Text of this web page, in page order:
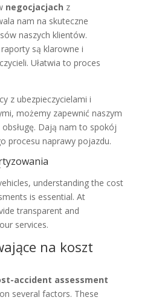
negocjacjach z
nam na skuteczne
naszych klientów.
są klarowne i
Ułatwia to proces
z ubezpieczycielami i
możemy zapewnić naszym
Dają nam to spokój
procesu naprawy pojazdu.
understanding the cost
is essential. At
transparent and
services.
na koszt
accident assessment
several factors. These